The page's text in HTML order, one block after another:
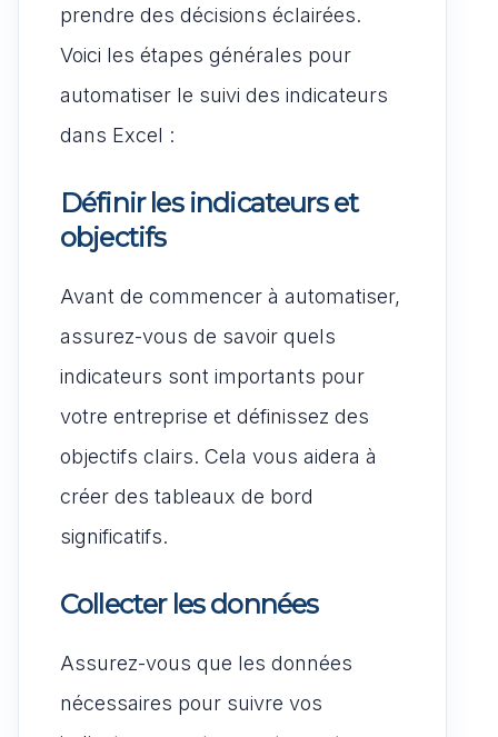
prendre des décisions éclairées.
Voici les étapes générales pour
automatiser le suivi des indicateurs
dans Excel :
Définir les indicateurs et
objectifs
Avant de commencer à automatiser,
assurez-vous de savoir quels
indicateurs sont importants pour
votre entreprise et définissez des
objectifs clairs. Cela vous aidera à
créer des tableaux de bord
significatifs.
Collecter les données
Assurez-vous que les données
nécessaires pour suivre vos